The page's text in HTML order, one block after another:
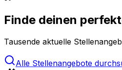
Finde deinen
Tausende aktuelle
Alle Stellenangebote